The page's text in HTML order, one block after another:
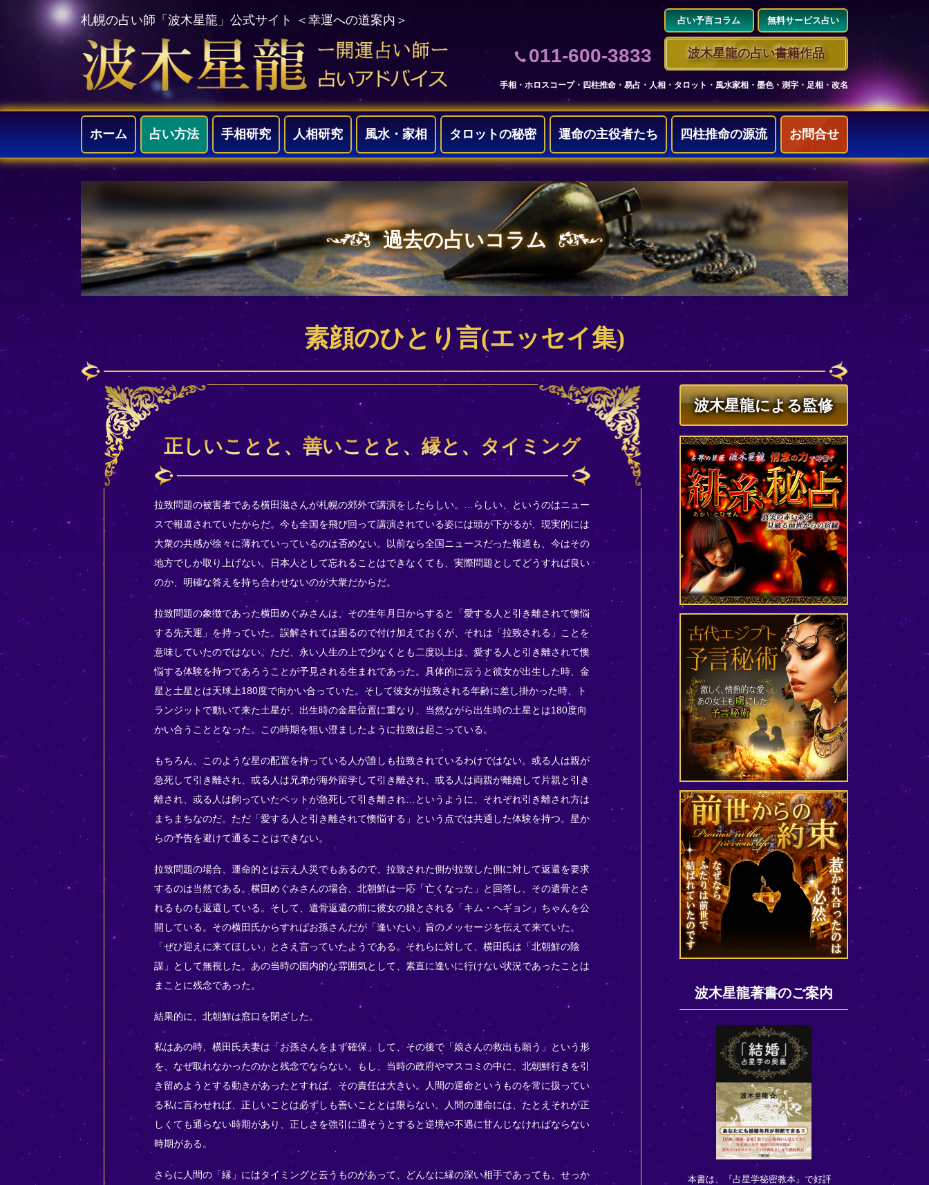
札幌の占い師「波木星龍」公式サイト ＜幸運への道案内＞
011-600-3833
占い予言コラム 無料サービス占い
波木星龍の占い書籍作品
手相・ホロスコープ・四柱推命・易占・人相・タロット・風水家相・墨色・測字・足相・改名
ホーム 占い方法 手相研究 人相研究 風水・家相 タロットの秘密 運命の主役者たち 四柱推命の源流 お問合せ
過去の占いコラム
素顔のひとり言(エッセイ集)
正しいことと、善いことと、縁と、タイミング
拉致問題の被害者である横田滋さんが札幌の郊外で講演をしたらしい。…らしい、というのはニュー
スで報道されていたからだ。今も全国を飛び回って講演されている姿には頭が下がるが、現実的には
大衆の共感が徐々に薄れていっているのは否めない。以前なら全国ニュースだった報道も、今はその
地方でしか取り上げない。日本人として忘れることはできなくても、実際問題としてどうすれば良い
のか、明確な答えを持ち合わせないのが大衆だからだ。
拉致問題の象徴であった横田めぐみさんは、その生年月日からすると「愛する人と引き離されて懊悩
する先天運」を持っていた。誤解されては困るので付け加えておくが、それは「拉致される」ことを
意味していたのではない。ただ、永い人生の上で少なくとも二度以上は、愛する人と引き離されて懊
悩する体験を持つであろうことが予見される生まれであった。具体的に云うと彼女が出生した時、金
星と土星とは天球上180度で向かい合っていた。そして彼女が拉致される年齢に差し掛かった時、ト
ランジットで動いて来た土星が、出生時の金星位置に重なり、当然ながら出生時の土星とは180度向
かい合うこととなった。この時期を狙い澄ましたように拉致は起こっている。
もちろん、このような星の配置を持っている人が誰しも拉致されているわけではない。或る人は親が
急死して引き離され、或る人は兄弟が海外留学して引き離され、或る人は両親が離婚して片親と引き
離され、或る人は飼っていたペットが急死して引き離され…というように、それぞれ引き離され方は
まちまちなのだ。ただ「愛する人と引き離されて懊悩する」という点では共通した体験を持つ。星か
らの予告を避けて通ることはできない。
拉致問題の場合、運命的とは云え人災でもあるので、拉致された側が拉致した側に対して返還を要求
するのは当然である。横田めぐみさんの場合、北朝鮮は一応「亡くなった」と回答し、その遺骨とさ
れるものも返還している。そして、遺骨返還の前に彼女の娘とされる「キム・ヘギョン」ちゃんを公
開している。その横田氏からすればお孫さんだが「逢いたい」旨のメッセージを伝えて来ていた。
「ぜひ迎えに来てほしい」とさえ言っていたようである。それらに対して、横田氏は「北朝鮮の陰
謀」として無視した。あの当時の国内的な雰囲気として、素直に逢いに行けない状況であったことは
まことに残念であった。
結果的に、北朝鮮は窓口を閉ざした。
私はあの時、横田氏夫妻は「お孫さんをまず確保」して、その後で「娘さんの救出も願う」という形
を、なぜ取れなかったのかと残念でならない。もし、当時の政府やマスコミの中に、北朝鮮行きを引
き留めようとする動きがあったとすれば、その責任は大きい。人間の運命というものを常に扱ってい
る私に言わせれば、正しいことは必ずしも善いこととは限らない。人間の運命には、たとえそれが正
しくても通らない時期があり、正しさを強引に通そうとすると逆境や不遇に甘んじなければならない
時期がある。
さらに人間の「縁」にはタイミングと云うものがあって、どんなに縁の深い相手であっても、せっか
波木星龍による監修
波木星龍著書のご案内
本書は、『占星学秘密教本』で好評